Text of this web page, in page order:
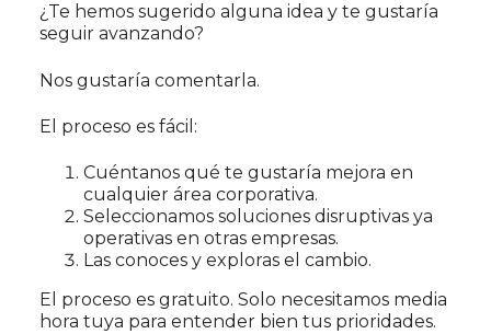
¿Te hemos sugerido alguna idea y te gustaría
seguir avanzando?
Nos gustaría comentarla.
El proceso es fácil:
Cuéntanos qué te gustaría mejora en
cualquier área corporativa.
Seleccionamos soluciones disruptivas ya
operativas en otras empresas.
Las conoces y exploras el cambio.
El proceso es gratuito. Solo necesitamos media
hora tuya para entender bien tus prioridades.